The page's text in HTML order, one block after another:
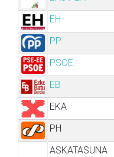
EH
PP
PSOE
EB
EKA
PH
ASKATASUNA